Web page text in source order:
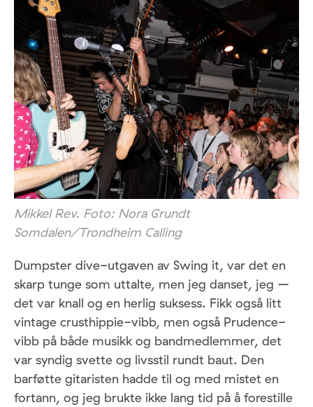
Mikkel Rev. Foto: Nora Grundt
Somdalen/Trondheim Calling
Dumpster dive-utgaven av Swing it, var det en
skarp tunge som uttalte, men jeg danset, jeg –
det var knall og en herlig suksess. Fikk også litt
vintage crusthippie-vibb, men også Prudence-
vibb på både musikk og bandmedlemmer, det
var syndig svette og livsstil rundt baut. Den
barføtte gitaristen hadde til og med mistet en
fortann, og jeg brukte ikke lang tid på å forestille